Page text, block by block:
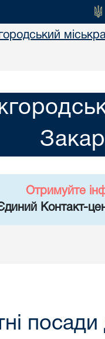
Отримуйте
Контакт-